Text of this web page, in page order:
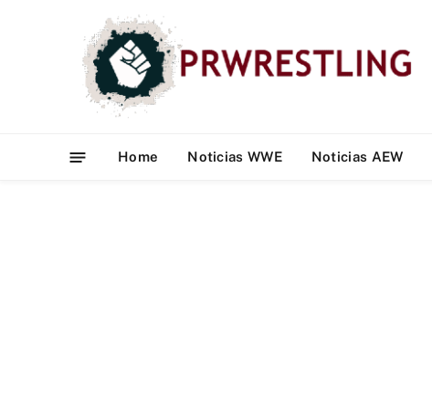
Home Noticias WWE Noticias AEW